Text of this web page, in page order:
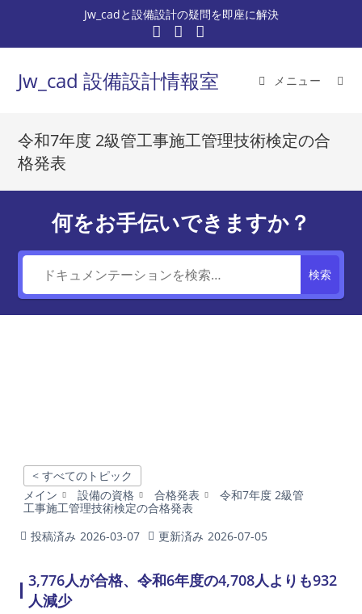
テ
プ
Jw_cadと設備設計の疑問を即座に解決
Jw_cad 設備設計情報室 メニュー
令和7年度 2級管工事施工管理技術検定の合
格発表
何をお手伝いできますか？
検索
< すべてのトピック
メイン
設備の資格 合格発表
令和7年度 2級管
工事施工管理技術検定の合格発表
投稿済み 2026-03-07 更新済み 2026-07-05
3,776人が合格、令和6年度の4,708人よりも932
人減少